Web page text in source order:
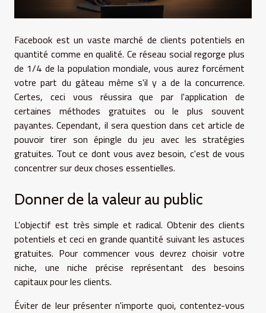
Facebook est un vaste marché de clients potentiels en
quantité comme en qualité. Ce réseau social regorge plus
de 1/4 de la population mondiale, vous aurez forcément
votre part du gâteau même s'il y a de la concurrence.
Certes, ceci vous réussira que par l'application de
certaines méthodes gratuites ou le plus souvent
payantes. Cependant, il sera question dans cet article de
pouvoir tirer son épingle du jeu avec les stratégies
gratuites. Tout ce dont vous avez besoin, c'est de vous
concentrer sur deux choses essentielles.
Donner de la valeur au public
L'objectif est très simple et radical. Obtenir des clients
potentiels et ceci en grande quantité suivant les astuces
gratuites. Pour commencer vous devrez choisir votre
niche, une niche précise représentant des besoins
capitaux pour les clients.
Éviter de leur présenter n'importe quoi, contentez-vous